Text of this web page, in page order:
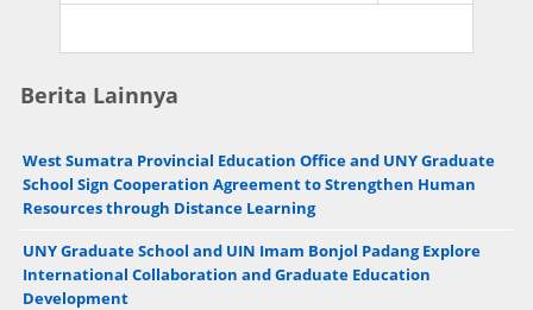
Berita Lainnya
West Sumatra Provincial Education Office and UNY Graduate
School Sign Cooperation Agreement to Strengthen Human
Resources through Distance Learning
UNY Graduate School and UIN Imam Bonjol Padang Explore
International Collaboration and Graduate Education
Development